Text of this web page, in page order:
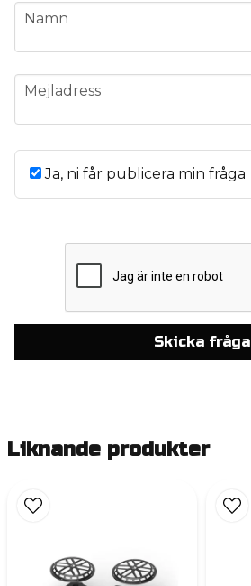
name
Namn
email
Mejladress
Ja, ni får publicera min fråga
Skicka fråga
Liknande produkter